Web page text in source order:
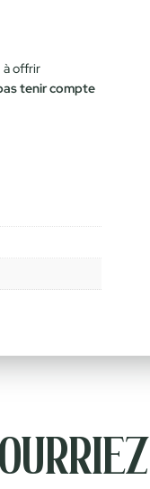
à offrir
tenir compte